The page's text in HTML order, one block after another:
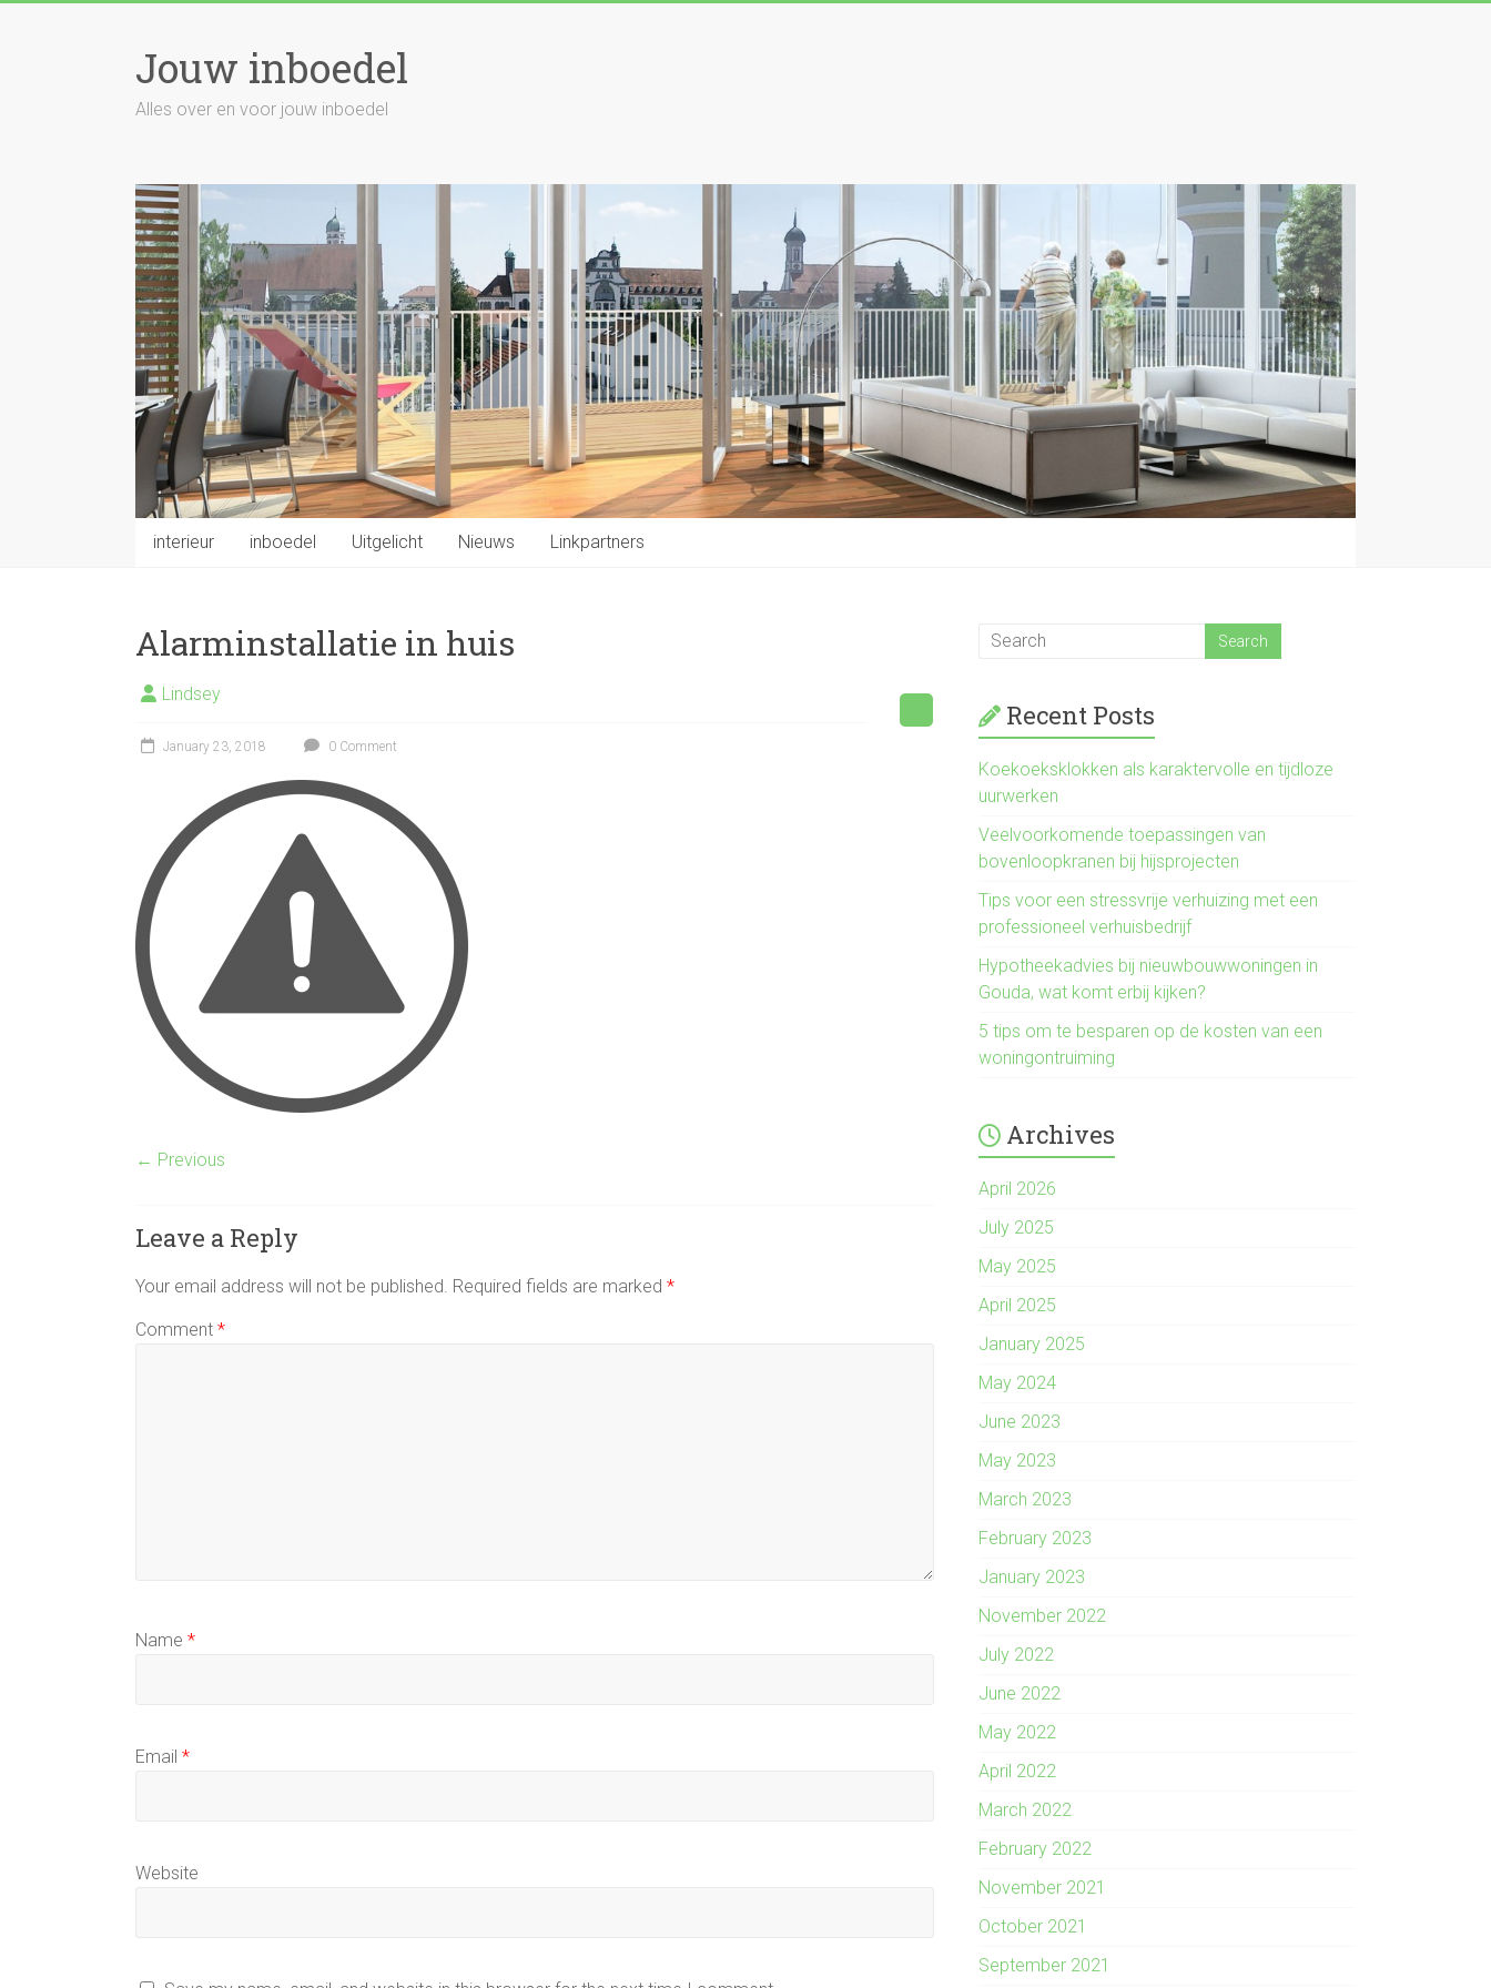
Jouw inboedel
Alles over en voor jouw inboedel
interieur inboedel Uitgelicht Nieuws Linkpartners
Alarminstallatie in huis
Lindsey
January 23, 2018 0 Comment
← Previous
Leave a Reply
Your email address will not be published. Required fields are marked *
Comment *
Name *
Email *
Website
Recent Posts
Koekoeksklokken als karaktervolle en tijdloze
uurwerken
Veelvoorkomende toepassingen van
bovenloopkranen bij hijsprojecten
Tips voor een stressvrije verhuizing met een
professioneel verhuisbedrijf
Hypotheekadvies bij nieuwbouwwoningen in
Gouda, wat komt erbij kijken?
5 tips om te besparen op de kosten van een
woningontruiming
Archives
April 2026
July 2025
May 2025
April 2025
January 2025
May 2024
June 2023
May 2023
March 2023
February 2023
January 2023
November 2022
July 2022
June 2022
May 2022
April 2022
March 2022
February 2022
November 2021
October 2021
September 2021